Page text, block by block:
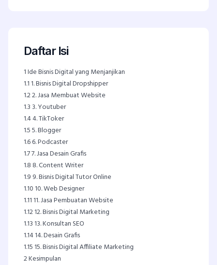
Daftar Isi
1Ide Bisnis Digital yang Menjanjikan
1.11. Bisnis Digital Dropshipper
1.22. Jasa Membuat Website
1.3 3. Youtuber
1.44. TikToker
1.55. Blogger
1.66. Podcaster
1.77. Jasa Desain Grafis
1.8 8. Content Writer
1.9 9. Bisnis Digital Tutor Online
1.1010. Web Designer
1.1111. Jasa Pembuatan Website
1.1212. Bisnis Digital Marketing
1.1313. Konsultan SEO
1.1414. Desain Grafis
1.1515. Bisnis Digital Affiliate Marketing
2Kesimpulan